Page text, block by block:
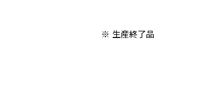
※ 生産終了品